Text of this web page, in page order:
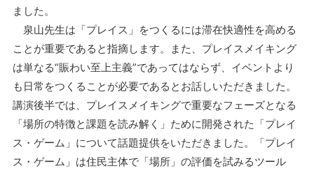
ました。
泉山先生は「プレイス」をつくるには滞在快適性を高める
ことが重要であると指摘します。また、プレイスメイキング
は単なる“賑わい至上主義”であってはならず、イベントより
も日常をつくることが必要であるとお話しいただきました。
講演後半では、プレイスメイキングで重要なフェーズとなる
「場所の特徴と課題を読み解く」ために開発された「プレイ
ス・ゲーム」について話題提供をいただきました。「プレイ
ス・ゲーム」は住民主体で「場所」の評価を試みるツール